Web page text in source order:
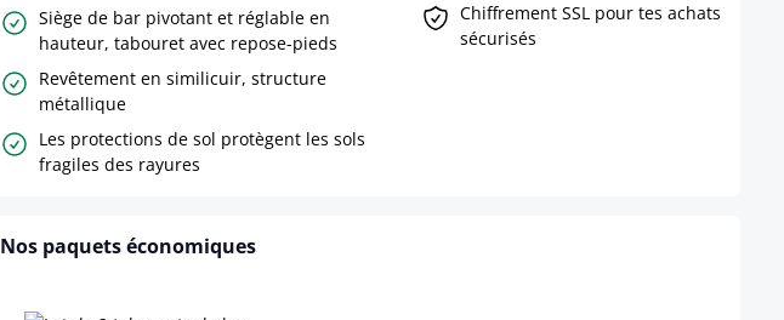
Siège de bar pivotant et réglable en
hauteur, tabouret avec repose-pieds
Revêtement en similicuir, structure
métallique
Les protections de sol protègent les sols
fragiles des rayures
Chiffrement SSL pour tes achats
sécurisés
Nos paquets économiques